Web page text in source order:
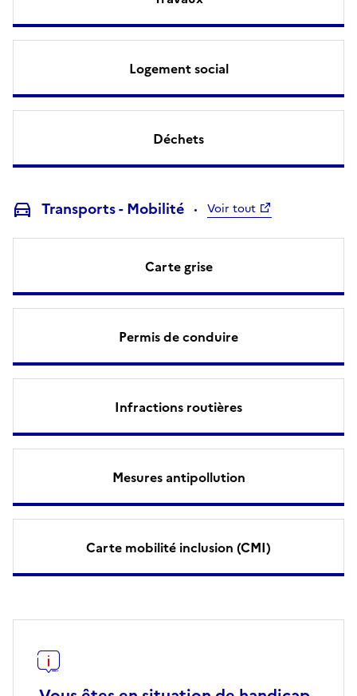
Logement social
Déchets
Transports - Mobilité Voir tout
Carte grise
Permis de conduire
Infractions routières
Mesures antipollution
Carte mobilité inclusion (CMI)